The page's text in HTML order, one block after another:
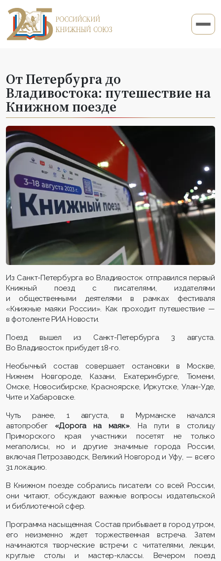
От Петербурга до
Владивостока: путешествие на
Книжном поезде
Из Санкт-Петербурга во Владивосток отправился первый
Книжный поезд с писателями, издателями
и общественными деятелями в рамках фестиваля
«Книжные маяки России». Как проходит путешествие —
в фотоленте РИА Новости.
Поезд вышел из Санкт-Петербурга 3 августа.
Во Владивосток прибудет 18-го.
Необычный состав совершает остановки в Москве,
Нижнем Новгороде, Казани, Екатеринбурге, Тюмени,
Омске, Новосибирске, Красноярске, Иркутске, Улан-Уде,
Чите и Хабаровске.
Чуть ранее, 1 августа, в Мурманске начался
автопробег «Дорога на маяк». На пути в столицу
Приморского края участники посетят не только
мегаполисы, но и другие значимые города России,
включая Петрозаводск, Великий Новгород и Уфу, — всего
31 локацию.
В Книжном поезде собрались писатели со всей России,
они читают, обсуждают важные вопросы издательской
и библиотечной сфер.
Программа насыщенная. Состав прибывает в город утром,
его неизменно ждет торжественная встреча. Затем
начинаются творческие встречи с читателями, лекции,
круглые столы и мастер-классы. Вечером поезд